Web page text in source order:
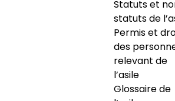
Statuts et
statuts de
Permis et
des
relevant de
l’asile
Glossaire de